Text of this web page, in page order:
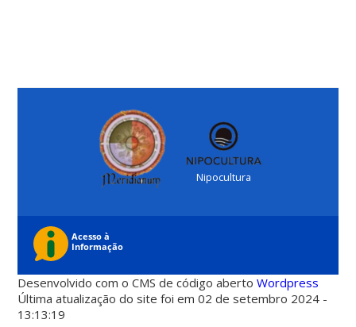
Nipocultura
Desenvolvido com o CMS de código abertoWordpress
Última atualização do site foi em 02 de setembro 2024 -
13:13:19